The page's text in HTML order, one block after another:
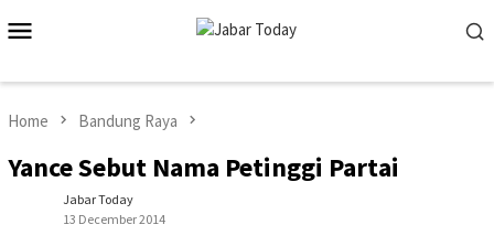
to
Home Bandung Raya
Yance Sebut Nama Petinggi Partai
Jabar Today
13 December 2014